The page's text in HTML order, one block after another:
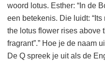
woord lotus. Esther: “In de
een betekenis. Die luidt:
the lotus flower rises above
fragrant”.” Hoe je de naam
De Q spreek je uit als de